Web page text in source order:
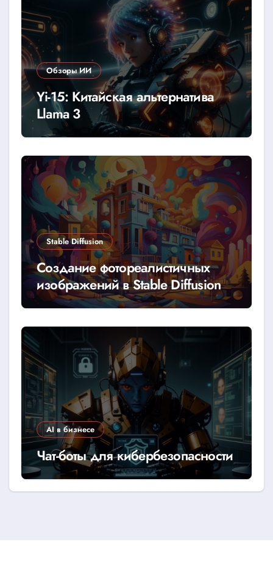
Обзоры ИИ
Yi-15: Китайская альтернатива
Llama 3
Stable Diffusion
Создание фотореалистичных
изображений в Stable Diffusion
AI в бизнесе
Чат-боты для кибербезопасности